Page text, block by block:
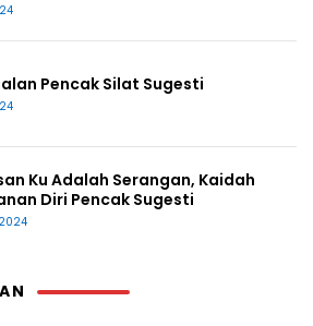
Pencak Silat Sugesti
Ku Adalah Serangan, Kaidah
Diri Pencak Sugesti